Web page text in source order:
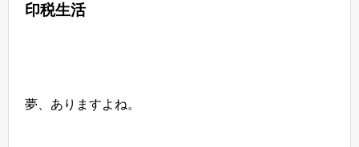
印税生活
夢、ありますよね。